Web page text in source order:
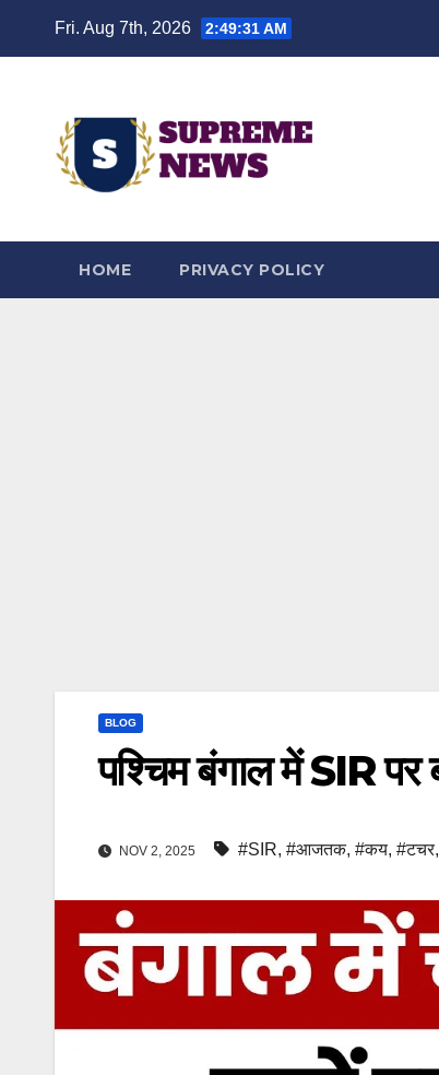
Fri. Aug 7th, 2026 2:49:32 AM
HOME PRIVACY POLICY
BLOG
पश्चिम बंगाल में SIR
NOV 2, 2025 #SIR, #आजतक, #कय, #टचर,